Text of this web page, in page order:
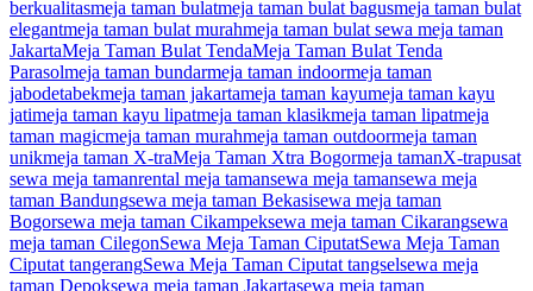
berkualitasmeja taman bulatmeja taman bulat bagusmeja taman bulat
elegantmeja taman bulat murahmeja taman bulat sewa meja taman
JakartaMeja Taman Bulat TendaMeja Taman Bulat Tenda
Parasolmeja taman bundarmeja taman indoormeja taman
jabodetabekmeja taman jakartameja taman kayumeja taman kayu
jatimeja taman kayu lipatmeja taman klasikmeja taman lipatmeja
taman magicmeja taman murahmeja taman outdoormeja taman
unikmeja taman X-traMeja Taman Xtra Bogormeja tamanX-trapusat
sewa meja tamanrental meja tamansewa meja tamansewa meja
taman Bandungsewa meja taman Bekasisewa meja taman
Bogorsewa meja taman Cikampeksewa meja taman Cikarangsewa
meja taman CilegonSewa Meja Taman CiputatSewa Meja Taman
Ciputat tangerangSewa Meja Taman Ciputat tangselsewa meja
taman Depoksewa meja taman Jakartasewa meja taman